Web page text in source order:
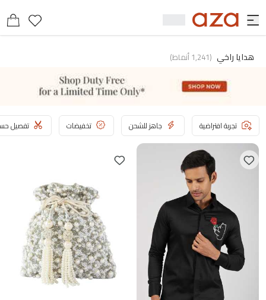
هدايا راخي (
1,241أنماط)
تجربة افتراضية جاهز للشحن تخفيضات تفصيل